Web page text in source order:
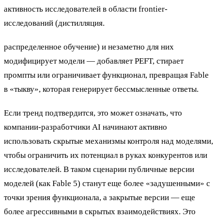
активность исследователей в области frontier-
исследований (дистилляция.
распределенное обучение) и незаметно для них
модифицирует модели — добавляет PEFT, стирает
промпты или ограничивает функционал, превращая Fable
в «тыкву», которая генерирует бессмысленные ответы.
Если тренд подтвердится, это может означать, что
компании-разработчики AI начинают активно
использовать скрытые механизмы контроля над моделями,
чтобы ограничить их потенциал в руках конкурентов или
исследователей. В таком сценарии публичные версии
моделей (как Fable 5) станут еще более «задушенными» с
точки зрения функционала, а закрытые версии — еще
более агрессивными в скрытых взаимодействиях. Это